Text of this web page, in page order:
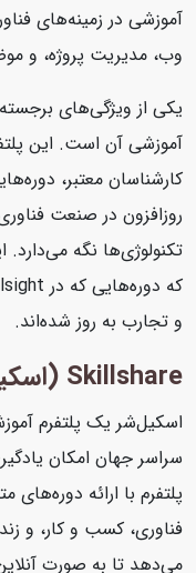
آموزشی در زمینه‌های
وب، مدیریت پروژه، و
آموزشی آن است. این
کارشناسان معتبر،
روزافزون در صنعت
تکنولوژی‌ها نگه می‌دارد.
و تجارب به روز شده‌اند.
Skillshare (اسکیل شیر)
اسکیل‌شر یک پلتفرم
سراسر جهان امکان
پلتفرم با ارائه دوره‌های
فناوری، کسب و کار، و
می‌دهد تا به صورت آنلاین